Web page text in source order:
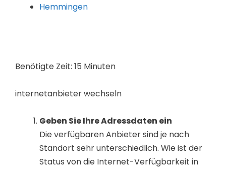
Hemmingen
Benötigte Zeit: 15 Minuten
internetanbieter wechseln
Geben Sie Ihre Adressdaten ein
Die verfügbaren Anbieter sind je nach
Standort sehr unterschiedlich. Wie ist der
Status von die Internet-Verfügbarkeit in